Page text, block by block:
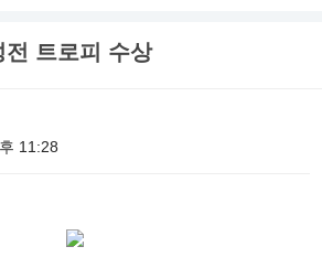
트로피 수상
11:28